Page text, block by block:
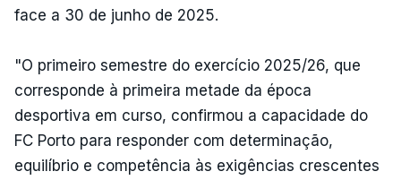
face a 30 de junho de 2025.
"O primeiro semestre do exercício 2025/26, que
corresponde à primeira metade da época
desportiva em curso, confirmou a capacidade do
FC Porto para responder com determinação,
equilíbrio e competência às exigências crescentes